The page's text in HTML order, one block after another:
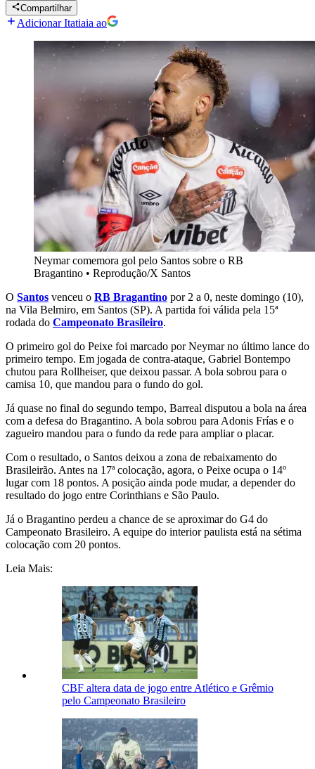
Compartilhar
Adicionar Itatiaia ao
Neymar comemora gol pelo Santos sobre o RB
Bragantino • Reprodução/X Santos
O Santos venceu o RB Bragantino por 2 a 0, neste domingo (10),
na Vila Belmiro, em Santos (SP). A partida foi válida pela 15ª
rodada do Campeonato Brasileiro.
O primeiro gol do Peixe foi marcado por Neymar no último lance do
primeiro tempo. Em jogada de contra-ataque, Gabriel Bontempo
chutou para Rollheiser, que deixou passar. A bola sobrou para o
camisa 10, que mandou para o fundo do gol.
Já quase no final do segundo tempo, Barreal disputou a bola na área
com a defesa do Bragantino. A bola sobrou para Adonis Frías e o
zagueiro mandou para o fundo da rede para ampliar o placar.
Com o resultado, o Santos deixou a zona de rebaixamento do
Brasileirão. Antes na 17ª colocação, agora, o Peixe ocupa o 14º
lugar com 18 pontos. A posição ainda pode mudar, a depender do
resultado do jogo entre Corinthians e São Paulo.
Já o Bragantino perdeu a chance de se aproximar do G4 do
Campeonato Brasileiro. A equipe do interior paulista está na sétima
colocação com 20 pontos.
Leia Mais:
CBF altera data de jogo entre Atlético e Grêmio
pelo Campeonato Brasileiro